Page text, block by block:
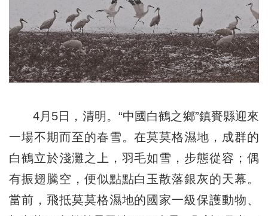
4月5日，清明。“中國白鶴之鄉”鎮賚縣迎來
一場不期而至的春雪。在莫莫格濕地，成群的
白鶴立於淺灘之上，羽毛如雪，步態從容；偶
有振翅騰空，便似點點白玉散落銀灰的天幕。
當前，飛抵莫莫格濕地的國家一級保護動物、